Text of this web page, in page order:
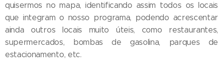
quisermos no mapa, identificando assim todos os locais
que integram o nosso programa, podendo acrescentar
ainda outros locais muito úteis, como restaurantes,
supermercados, bombas de gasolina, parques de
estacionamento, etc.